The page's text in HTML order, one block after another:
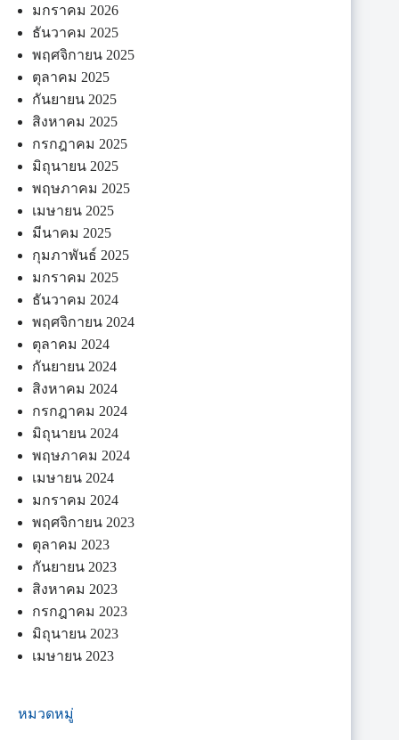
มกราคม 2026
ธันวาคม 2025
พฤศจิกายน 2025
ตุลาคม 2025
กันยายน 2025
สิงหาคม 2025
กรกฎาคม 2025
มิถุนายน 2025
พฤษภาคม 2025
เมษายน 2025
มีนาคม 2025
กุมภาพันธ์ 2025
มกราคม 2025
ธันวาคม 2024
พฤศจิกายน 2024
ตุลาคม 2024
กันยายน 2024
สิงหาคม 2024
กรกฎาคม 2024
มิถุนายน 2024
พฤษภาคม 2024
เมษายน 2024
มกราคม 2024
พฤศจิกายน 2023
ตุลาคม 2023
กันยายน 2023
สิงหาคม 2023
กรกฎาคม 2023
มิถุนายน 2023
เมษายน 2023
หมวดหมู่